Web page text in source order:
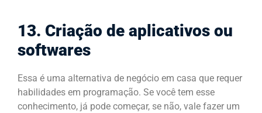
13. Criação de aplicativos ou
softwares
Essa é uma alternativa de negócio em casa que requer
habilidades em programação. Se você tem esse
conhecimento, já pode começar, se não, vale fazer um